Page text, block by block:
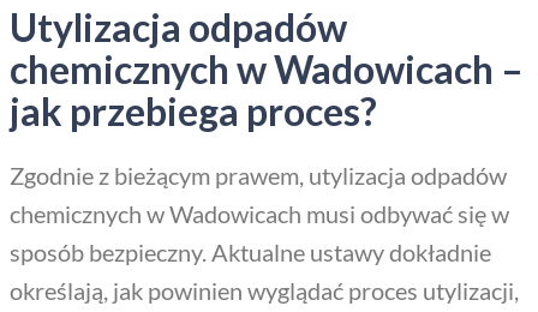
Utylizacja odpadów
chemicznych w Wadowicach –
jak przebiega proces?
Zgodnie z bieżącym prawem, utylizacja odpadów
chemicznych w Wadowicach musi odbywać się w
sposób bezpieczny. Aktualne ustawy dokładnie
określają, jak powinien wyglądać proces utylizacji,